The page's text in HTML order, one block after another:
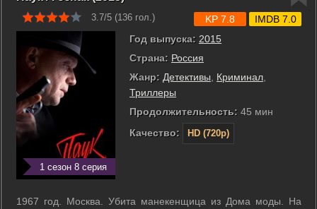
3.7/5 (136 гол.)
1 сезон 8 серия
Год выпуска: 2015
Страна: Россия
Жанр: Детективы, Криминал,
Триллеры
Продолжительность: 45 мин
Качество:
HD (720p)
KP 7.8 IMDB 7.0
1967 год. Москва. Убита манекенщица из Дома моды. На